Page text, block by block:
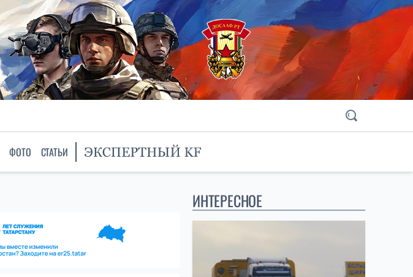
ФОТО СТАТЬИ
ИНТЕРЕСНОЕ